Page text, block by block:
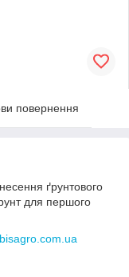
повернення
ґрунтового
для першого